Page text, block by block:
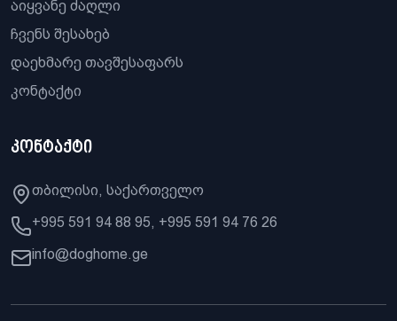
აიყვანე ძაღლი
ჩვენს შესახებ
დაეხმარე თავშესაფარს
კონტაქტი
კონტაქტი
თბილისი, საქართველო
+995 591 94 88 95, +995 591 94 76 26
info@doghome.ge